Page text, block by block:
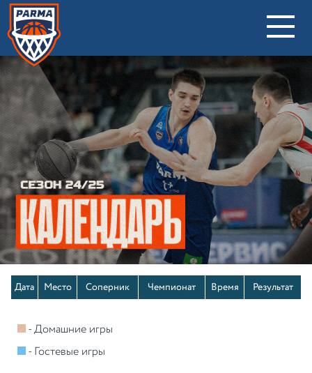
Дата Место Соперник Чемпионат Время Результат
- Домашние игры
- Гостевые игры